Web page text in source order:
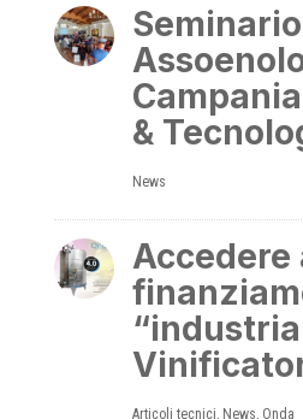
&
News
Accedere
Articoli tecnici, News, Onda